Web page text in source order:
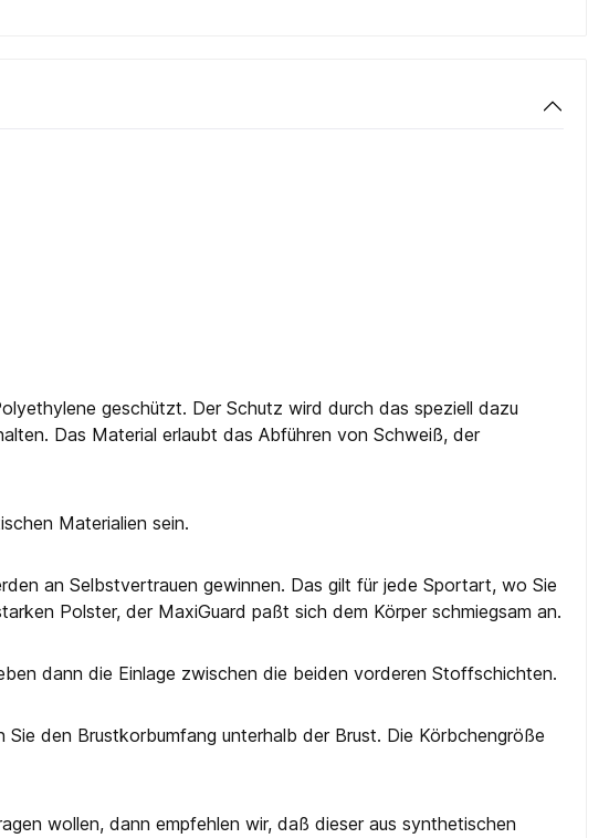
geschützt. Der Schutz wird durch das speziell dazu
Das Material erlaubt das Abführen von Schweiß, der
Materialien sein.
an Selbstvertrauen gewinnen. Das gilt für jede Sportart, wo Sie
Polster, der MaxiGuard paßt sich dem Körper schmiegsam an.
dann die Einlage zwischen die beiden vorderen Stoffschichten.
den Brustkorbumfang unterhalb der Brust. Die Körbchengröße
wollen, dann empfehlen wir, daß dieser aus synthetischen